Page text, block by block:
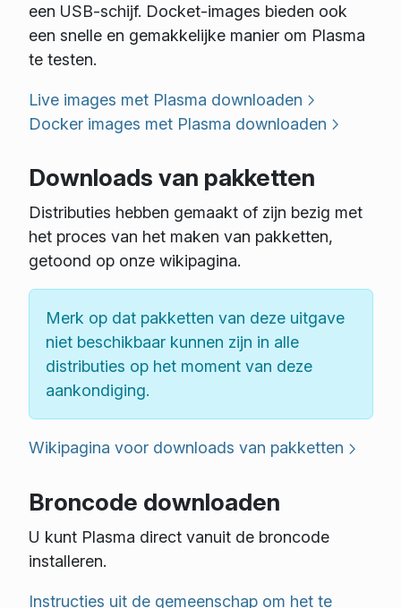
een USB-schijf. Docket-images bieden ook
een snelle en gemakkelijke manier om Plasma
te testen.
Live images met Plasma downloaden
Docker images met Plasma downloaden
Downloads van pakketten
Distributies hebben gemaakt of zijn bezig met
het proces van het maken van pakketten,
getoond op onze wikipagina.
Merk op dat pakketten van deze uitgave
niet beschikbaar kunnen zijn in alle
distributies op het moment van deze
aankondiging.
Wikipagina voor downloads van pakketten
Broncode downloaden
U kunt Plasma direct vanuit de broncode
installeren.
Instructies uit de gemeenschap om het te